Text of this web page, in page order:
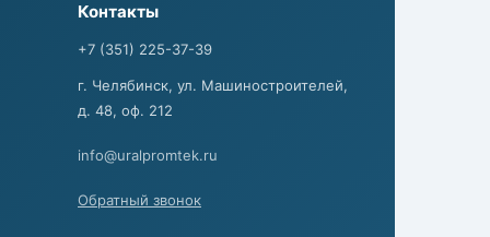
Контакты
+7 (351) 225-37-39
г. Челябинск, ул. Машиностроителей,
д. 48, оф. 212
info@uralpromtek.ru
Обратный звонок